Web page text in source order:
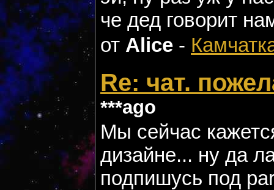
че дед говорит
от Alice -
Re: чат.
***ago
Мы сейчас
дизайне... ну да
подпишусь под